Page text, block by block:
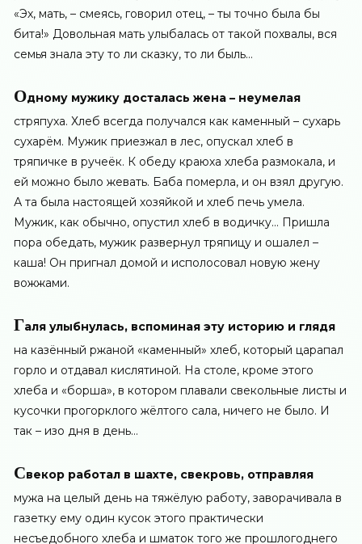
«Эх, мать, – смеясь, говорил отец, – ты точно была бы
бита!» Довольная мать улыбалась от такой похвалы, вся
семья знала эту то ли сказку, то ли быль…
Одному мужику досталась жена – неумелая
стряпуха. Хлеб всегда получался как каменный – сухарь
сухарём. Мужик приезжал в лес, опускал хлеб в
тряпичке в ручеёк. К обеду краюха хлеба размокала, и
ей можно было жевать. Баба померла, и он взял другую.
А та была настоящей хозяйкой и хлеб печь умела.
Мужик, как обычно, опустил хлеб в водичку… Пришла
пора обедать, мужик развернул тряпицу и ошалел –
каша! Он пригнал домой и исполосовал новую жену
вожжами.
Галя улыбнулась, вспоминая эту историю и глядя
на казённый ржаной «каменный» хлеб, который царапал
горло и отдавал кислятиной. На столе, кроме этого
хлеба и «борша», в котором плавали свекольные листы и
кусочки прогорклого жёлтого сала, ничего не было. И
так – изо дня в день…
Свекор работал в шахте, свекровь, отправляя
мужа на целый день на тяжёлую работу, заворачивала в
газетку ему один кусок этого практически
несъедобного хлеба и шматок того же прошлогоднего